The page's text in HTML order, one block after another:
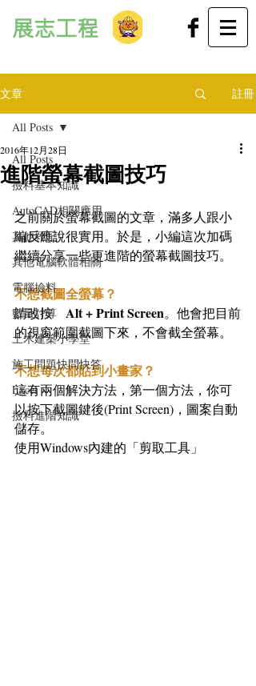
展志工程
文章 註冊
All Posts
撿料基本知識
AutoCAD相關應用
其他雜記
其他電腦軟體相關
電腦撿料
數量計算
土木建築小學堂
施工問題快問快答
Excel
撿料進階知識
All Posts
進階螢幕截圖技巧
2016年12月28日
之前關於螢幕截圖的文章，滿多人跟小
編反應說很實用。於是，小編這次加碼
繼續分享一些更進階的螢幕截圖技巧。
不想截圖全螢幕？
請改按 Alt + Print Screen。他會把目前
的視窗範圍截圖下來，不會截全螢幕。
不想每次都貼到小畫家？
這有兩個解決方法，第一個方法，你可
以按下截圖鍵後(Print Screen)，圖案自動
儲存。
使用Windows內建的「剪取工具」